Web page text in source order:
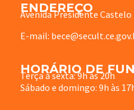
ENDEREÇO
Avenida Presidente
E-mail:
HORÁRIO DE
Terça à sexta: 9h às 20h
Sábado e domingo: 9h às